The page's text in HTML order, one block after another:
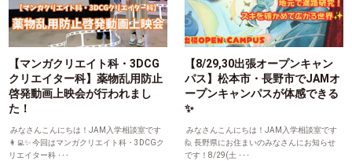
【マンガクリエイト科・3DCG
クリエイター科】薬物乱用防止
啓発動画上映会が行われまし
た！
みなさんこんにちは！JAM入学相談室です
👩‍💻✨ 今回はマンガクリエイト科・3DCGク
リエイター科 ･･･
【8/29,30出張オープンキャン
パス】松本市・長野市でJAMオ
ープンキャンパスが体感できる
✨
みなさんこんにちは！JAM入学相談室です
🙋 長野県にお住まいのみなさんにお知らせ
です！8/29(土 ･･･